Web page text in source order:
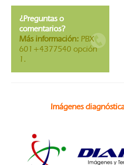
¿Preguntas o
comentarios?
Más información: PBX
601+4377540 opción
1.
Imágenes